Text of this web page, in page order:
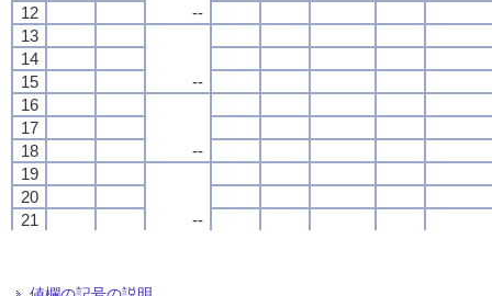
--
12
13
--
14
15
16
--
17
18
19
--
20
21
24
--
12
13
--
14
15
16
--
17
18
19
--
20
21
24
--
12
13
--
14
15
16
--
17
18
19
--
20
21
24
--
12
13
--
14
15
16
--
17
18
19
--
20
21
24